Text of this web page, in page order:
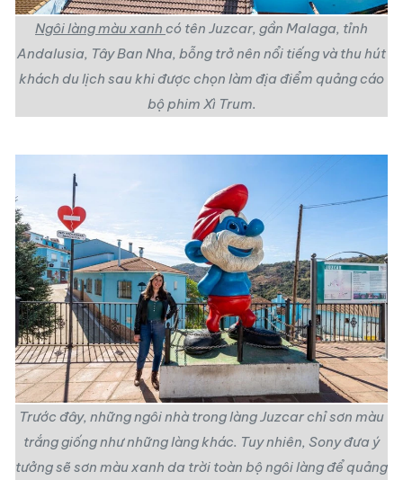
Ngôi làng màu xanh có tên Juzcar, gần Malaga, tỉnh
Andalusia, Tây Ban Nha, bỗng trở nên nổi tiếng và thu hút
khách du lịch sau khi được chọn làm địa điểm quảng cáo
bộ phim Xì Trum.
Trước đây, những ngôi nhà trong làng Juzcar chỉ sơn màu
trắng giống như những làng khác. Tuy nhiên, Sony đưa ý
tưởng sẽ sơn màu xanh da trời toàn bộ ngôi làng để quảng